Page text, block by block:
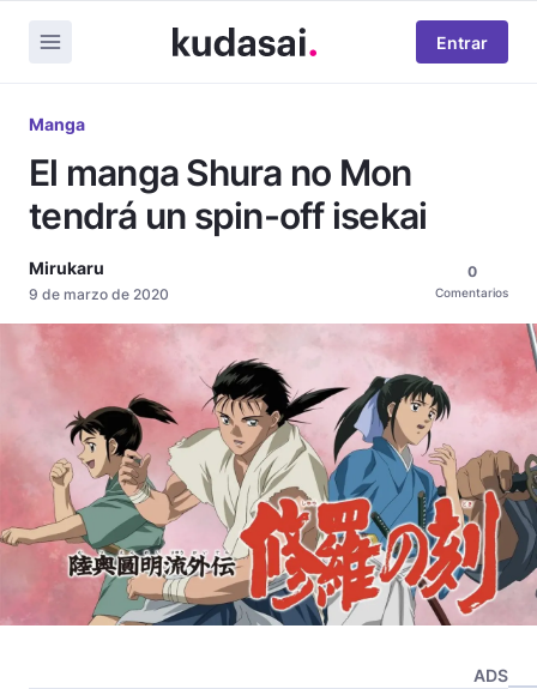
Entrar
Manga
El manga Shura no Mon
tendrá un spin-off isekai
Mirukaru
9 de marzo de 2020
0
Comentarios
ADS